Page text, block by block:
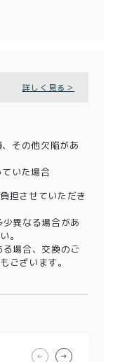
詳しく見る＞
その他欠陥があ
いた場合
担させていただき
異なる場合があ
。
場合、交換のご
ございます。